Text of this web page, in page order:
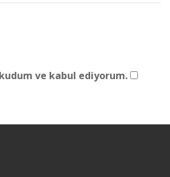
ve kabul ediyorum.